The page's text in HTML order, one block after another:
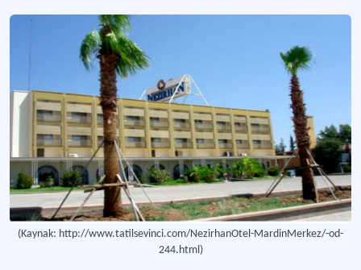
(Kaynak: http://www.tatilsevinci.com/NezirhanOtel-MardinMerkez/-od-
244.html)